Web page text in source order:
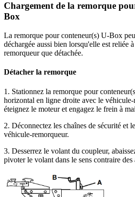
Chargement de la remorque
Box
La remorque pour conteneur(s) U-Box
déchargée aussi bien lorsqu'elle est reliée
remorqueur que détachée.
Détacher la remorque
1. Stationnez la remorque pour
horizontal en ligne droite avec le
éteignez le moteur et engagez le frein à
2. Déconnectez les chaînes de sécurité et
véhicule-remorqueur.
3. Desserrez le volant du coupleur,
pivoter le volant dans le sens contraire